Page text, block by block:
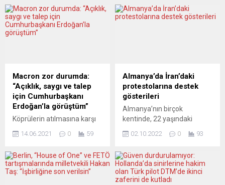
yeniden hapis cezası
verilmesini “tamamen
insanlık dışı” olarak niteledi.
serbest bırakılması için “çok”
çalışacaklarını ifade ederek,
“Açıkçası İranlı yetkililerin
söylediklerinin ayrıntılarını
incelememiz gerekecek....
yasasına ilişkin uzlaşma
nedeniyle partisini terk etti.
başkanı Andrea Ypsilanti’nin
istifası Hessen...
Macron zor durumda:
“Açıklık, saygı ve talep
için Cumhurbaşkanı
Erdoğan’la görüştüm”
Köprülerin atılmasına karşı
Fransa Cumhurbaşkanı
Cumhurbaşkanı Recep
Tayyip Erdoğan ile baş başa
14.06.2021 0 59
Almanya’da İran’daki
protestolarına destek
gösterileri
Almanya’nın birçok
kentinde, 22 yaşındaki
sonrasında İran’da başlayan
gösterileri yapıldı. Başkent
Berlin’de Bebel Meydanı’nda
toplanan binlerce kişi, şehir
02.10.2022 0 93